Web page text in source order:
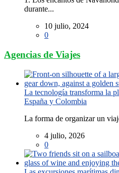
durante...
10 julio, 2024
0
Agencias de Viajes
La tecnología transforma la
España y Colombia
La forma de organizar un
4 julio, 2026
0